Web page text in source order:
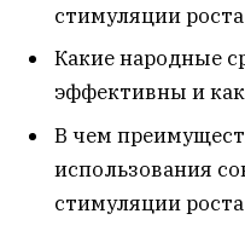
стимуляции
Какие народные
эффективны и
В чем
использования
стимуляции